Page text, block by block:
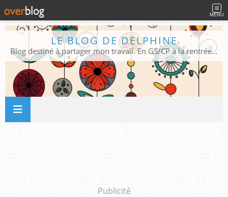
MENU
LE BLOG DE DELPHINE
Blog destiné à partager mon travail. En GS/CP à la rentrée 2026/2027 !
Publicité